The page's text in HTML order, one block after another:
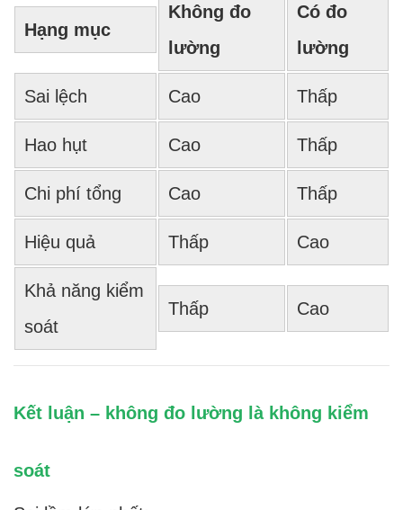
Hạng mục
Không đo
lường
Có đo
lường
Sai lệch Cao Thấp
Hao hụt Cao Thấp
Chi phí tổng Cao Thấp
Hiệu quả Thấp Cao
Khả năng kiểm
soát
Thấp Cao
Kết luận – không đo lường là không kiểm
soát